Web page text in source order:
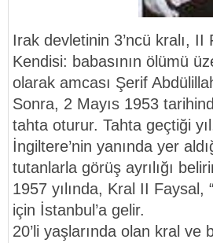
Irak devletinin 3’ncü kralı, II
Kendisi: babasının ölümü
olarak amcası Şerif
Sonra, 2 Mayıs 1953
tahta oturur. Tahta geçtiği
İngiltere’nin yanında yer
tutanlarla görüş ayrılığı
1957 yılında, Kral II Faysal,
için İstanbul’a gelir.
20’li yaşlarında olan kral